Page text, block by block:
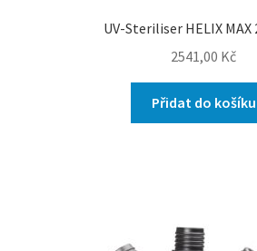
UV-Steriliser HELIX MAX
2541,00 Kč
Přidat do košíku